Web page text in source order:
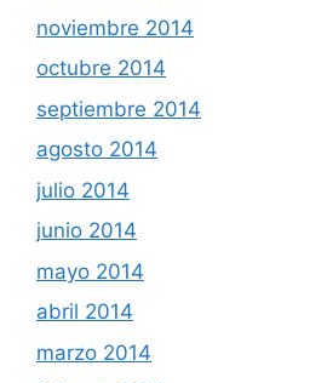
noviembre 2014
octubre 2014
septiembre 2014
agosto 2014
julio 2014
junio 2014
mayo 2014
abril 2014
marzo 2014